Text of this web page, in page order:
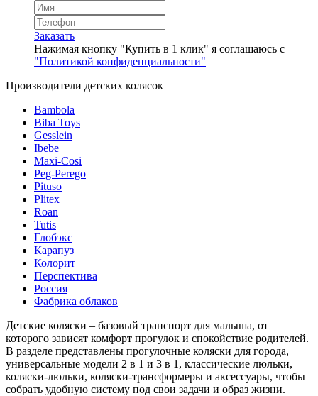
Заказать
Нажимая кнопку "Купить в 1 клик" я соглашаюсь с
"Политикой конфиденциальности"
Производители детских колясок
Bambola
Biba Toys
Gesslein
Ibebe
Maxi-Cosi
Peg-Perego
Pituso
Plitex
Roan
Tutis
Глобэкс
Карапуз
Колорит
Перспектива
Россия
Фабрика облаков
Детские коляски – базовый транспорт для малыша, от
которого зависят комфорт прогулок и спокойствие родителей.
В разделе представлены прогулочные коляски для города,
универсальные модели 2 в 1 и 3 в 1, классические люльки,
коляски-люльки, коляски-трансформеры и аксессуары, чтобы
собрать удобную систему под свои задачи и образ жизни.